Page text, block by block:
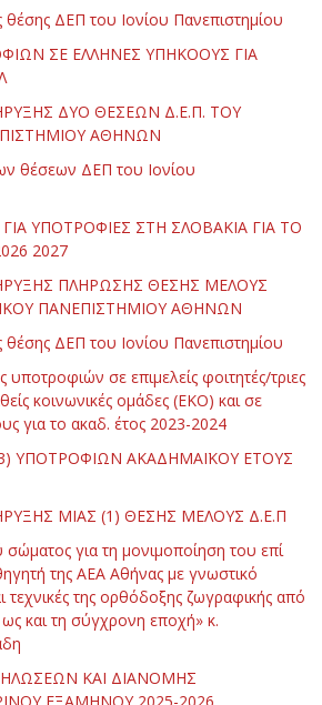
ΔΕΠ του Ιονίου Πανεπιστημίου
ΣΕ ΕΛΛΗΝΕΣ ΥΠΗΚΟΟΥΣ ΓΙΑ
ΔΥΟ ΘΕΣΕΩΝ Δ.Ε.Π. ΤΟΥ
ΑΘΗΝΩΝ
θέσεων ΔΕΠ του Ιονίου
ΥΠΟΤΡΟΦΙΕΣ ΣΤΗ ΣΛΟΒΑΚΙΑ ΓΙΑ ΤΟ
2027
ΠΛΗΡΩΣΗΣ ΘΕΣΗΣ ΜΕΛΟΥΣ
ΠΑΝΕΠΙΣΤΗΜΙΟΥ ΑΘΗΝΩΝ
ΔΕΠ του Ιονίου Πανεπιστημίου
σε επιμελείς φοιτητές/τριες
κοινωνικές ομάδες (ΕΚΟ) και σε
για το ακαδ. έτος 2023-2024
ΥΠΟΤΡΟΦΙΩΝ ΑΚΑΔΗΜΑΪΚΟΥ ΕΤΟΥΣ
ΜΙΑΣ (1) ΘΕΣΗΣ ΜΕΛΟΥΣ Δ.Ε.Π
σώματος για τη μονιμοποίηση του επί
της ΑΕΑ Αθήνας με γνωστικό
τεχνικές της ορθόδοξης ζωγραφικής από
και τη σύγχρονη εποχή» κ.
ΚΑΙ ΔΙΑΝΟΜΗΣ